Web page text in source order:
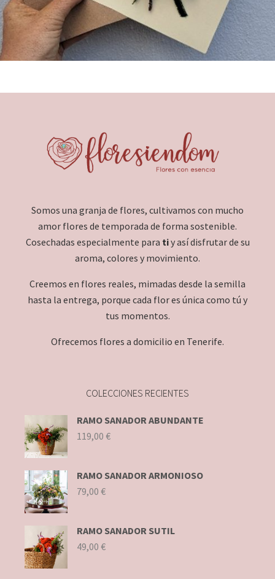
Somos una granja de flores, cultivamos con mucho
amor flores de temporada de forma sostenible.
Cosechadas especialmente para tiy así disfrutar de su
aroma, colores y movimiento.
Creemos en flores reales, mimadas desde la semilla
hasta la entrega, porque cada flor es única como tú y
tus momentos.
Ofrecemos flores a domicilio en Tenerife.
COLECCIONES RECIENTES
RAMO SANADOR ABUNDANTE
119,00 €
RAMO SANADOR ARMONIOSO
79,00 €
RAMO SANADOR SUTIL
49,00 €